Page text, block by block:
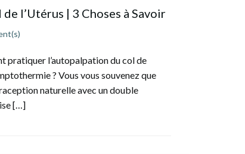
l’Utérus | 3 Choses à Savoir
pratiquer l’autopalpation du col de
? Vous vous souvenez que
naturelle avec un double
[…]